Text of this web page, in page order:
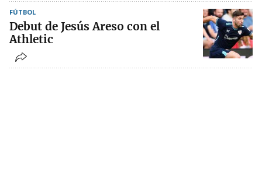
FÚTBOL
Debut de Jesús Areso con el
Athletic